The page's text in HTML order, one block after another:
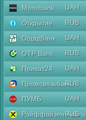
Monobank
UAH
Открытие
RUB
Ощадбанк
UAH
OTP Bank
RUB
Приват24
UAH
ПромсвязьбанкRUB
ПУМБ
UAH
Райффайзен Аваль
RUB